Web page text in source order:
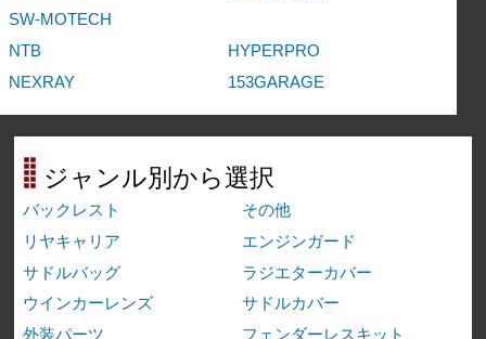
SW-MOTECH
NTB
HYPERPRO
NEXRAY
153GARAGE
ジャンル別から選択
バックレスト
その他
リヤキャリア
エンジンガード
サドルバッグ
ラジエターカバー
ウインカーレンズ
サドルカバー
外装パーツ
フェンダーレスキット